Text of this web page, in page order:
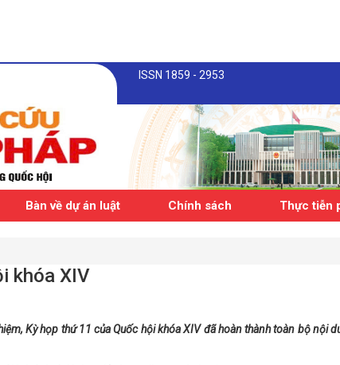
ISSN 1859 - 2953
Bàn về dự án luật Chính sách Thực tiễn
khóa XIV
Kỳ họp thứ 11 của Quốc hội khóa XIV đã hoàn thành toàn bộ nội